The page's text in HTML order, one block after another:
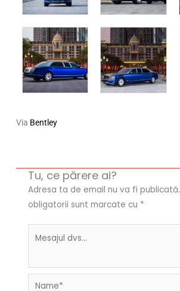
Via Bentley
Tu, ce părere ai?
Adresa ta de email nu va fi publicată.
obligatorii sunt marcate cu *
Name*